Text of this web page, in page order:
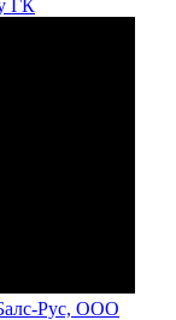
ГК
Рус, ООО